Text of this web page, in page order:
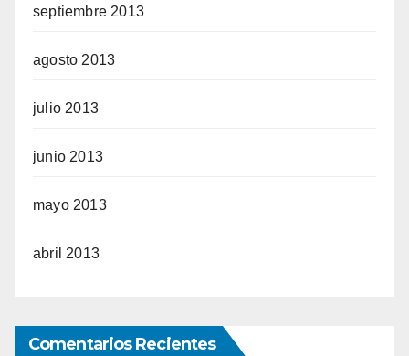
septiembre 2013
agosto 2013
julio 2013
junio 2013
mayo 2013
abril 2013
Comentarios Recientes